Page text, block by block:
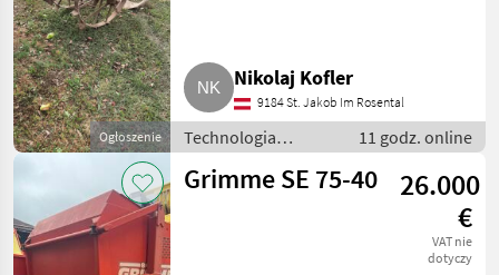
Ogłoszenie
Nikolaj Kofler
9184 St. Jakob Im Rosental
Technologia
ziemniaczana / Inne
rozwiązania
11 godz. online
Grimme SE 75-40
26.000
€
VAT nie
dotyczy